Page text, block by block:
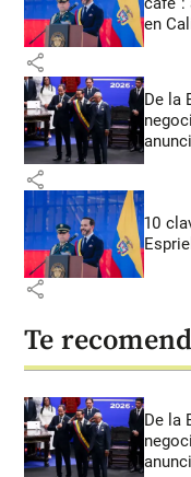
en
share
De la
share
10
share
Te
De la